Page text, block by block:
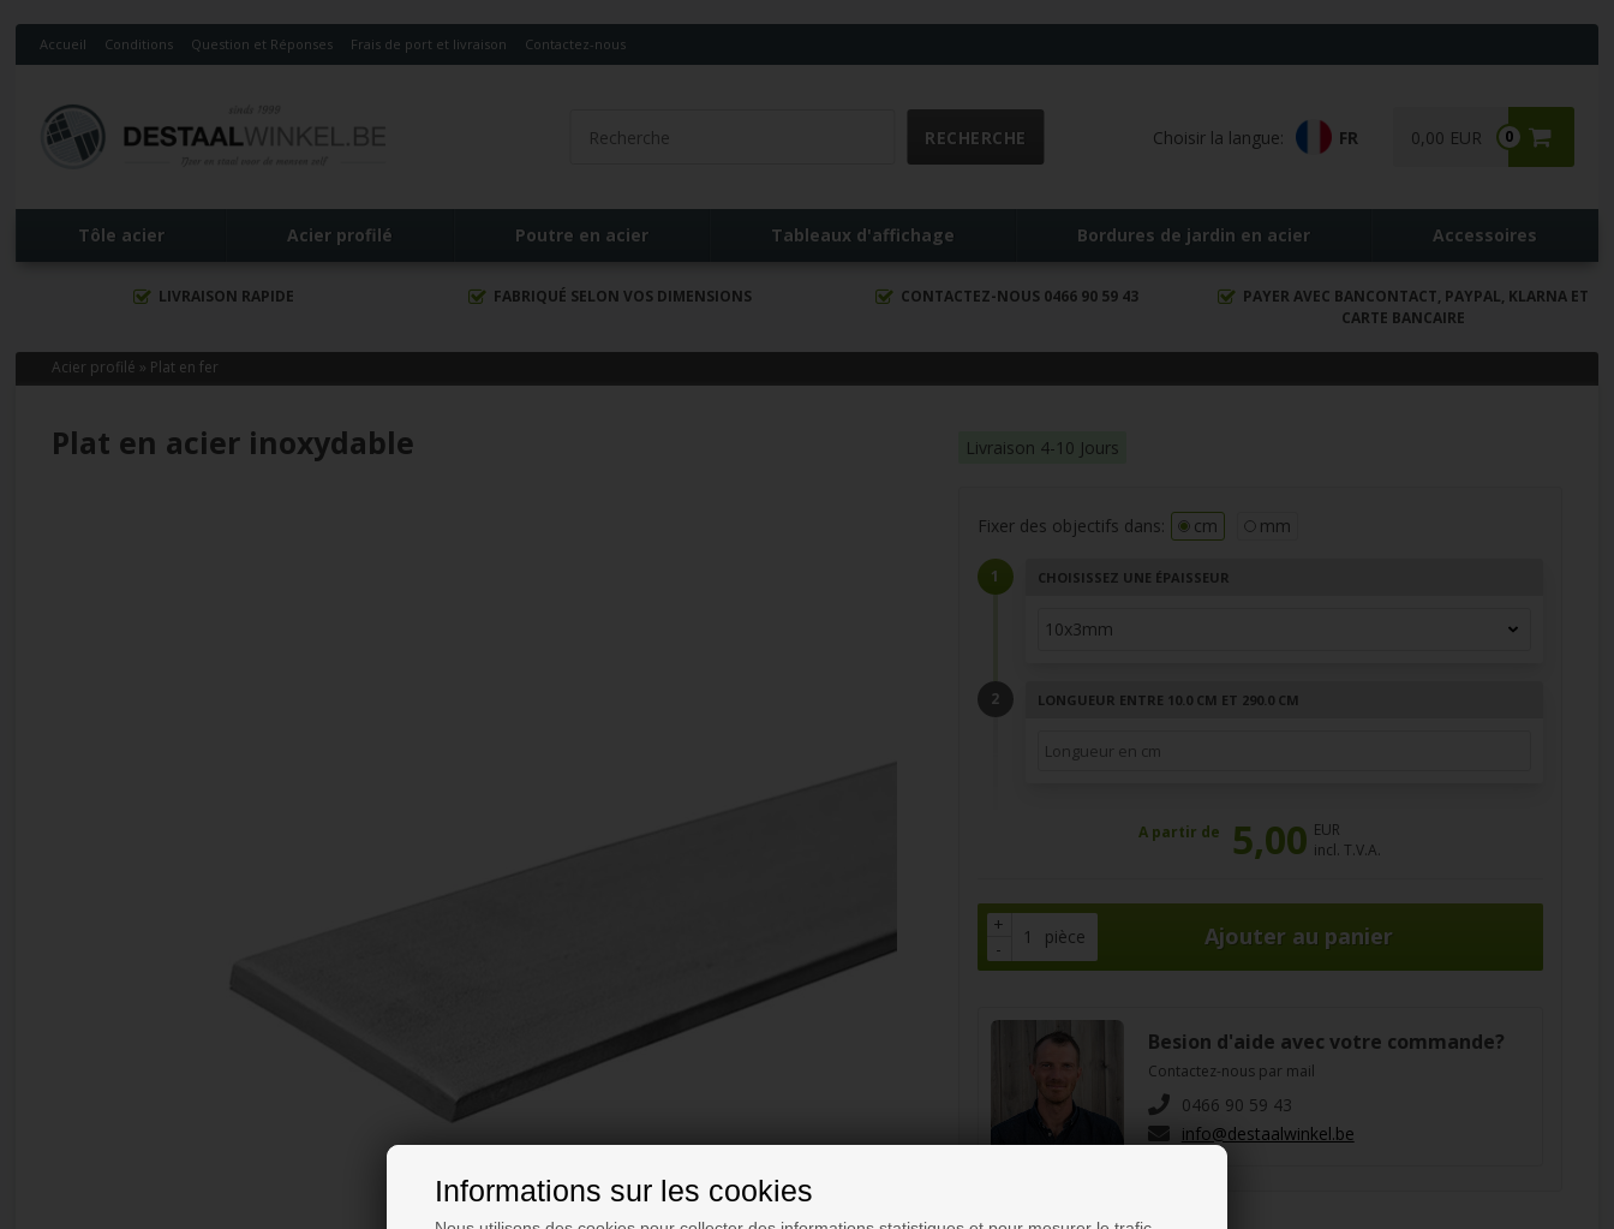
Informations sur les cookies
Accueil Conditions Question et Réponses Frais de port et livraison Contactez-nous
Choisir la langue: FR 0
0,00 EUR
Tôle acier Acier profilé Poutre en acier Tableaux d'affichage Bordures de jardin en acier Accessoires
LIVRAISON RAPIDE FABRIQUÉ SELON VOS DIMENSIONS CONTACTEZ-NOUS 0466 90 59 43
PAYER AVEC BANCONTACT, PAYPAL, KLARNA ET
CARTE BANCAIRE
Acier profilé » Plat en fer
Plat en acier inoxydable Livraison 4-10 Jours
Fixer des objectifs dans: cm mm
CHOISISSEZ UNE ÉPAISSEUR
LONGUEUR ENTRE 10.0 CM ET 290.0 CM
A partir de 5,00 EUR
incl. T.V.A.
pièce
+
-
Besion d'aide avec votre commande?
Contactez-nous par mail
0466 90 59 43
info@destaalwinkel.be